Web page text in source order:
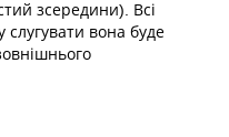
зсередини). Всі
слугувати вона буде